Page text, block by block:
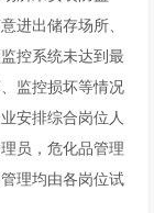
进出储存场所、
控系统未达到最
监控损坏等情况
安排综合岗位人
员，危化品管理
理均由各岗位试